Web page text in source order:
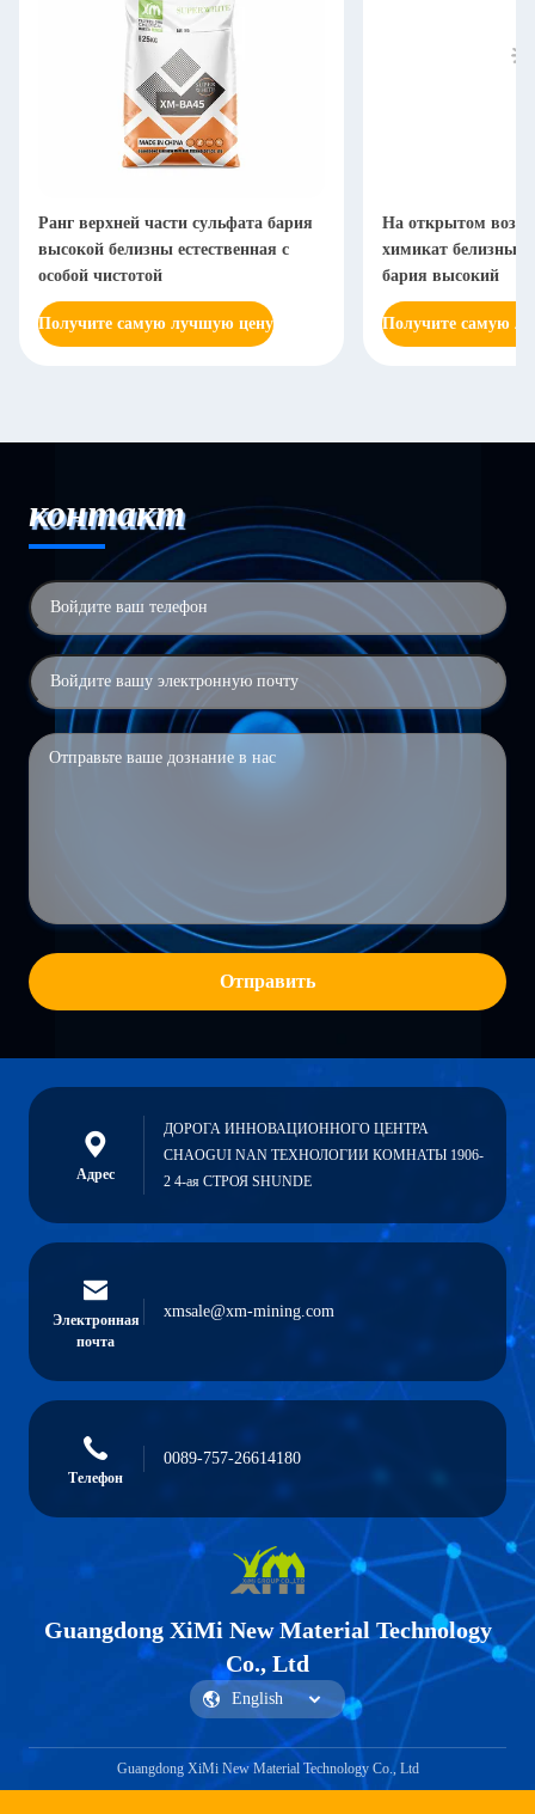
Ранг верхней части сульфата бария
высокой белизны естественная с
особой чистотой
Получите самую лучшую цену
На открытом
химикат белизны
бария высокий
Получите самую
контакт
Отправить
Адрес
ДОРОГА ИННОВАЦИОННОГО ЦЕНТРА
CHAOGUI NAN ТЕХНОЛОГИИ КОМНАТЫ 1906-
2 4-ая СТРОЯ SHUNDE
Электронная
почта
xmsale@xm-mining.com
Телефон
0089-757-26614180
Guangdong XiMi New Material Technology
Co., Ltd
Guangdong XiMi New Material Technology Co., Ltd